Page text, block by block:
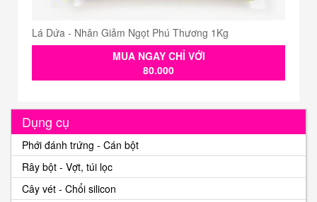
Lá Dứa - Nhân Giảm Ngọt Phú Thương 1Kg
MUA NGAY CHỈ VỚI
80.000
Dụng cụ
Phới đánh trứng - Cán bột
Rây bột - Vợt, túi lọc
Cây vét - Chổi silicon